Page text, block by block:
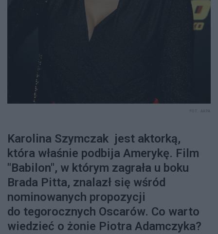
Karolina Szymczak jest aktorką,
która właśnie podbija Amerykę. Film
"Babilon", w którym zagrała u boku
Brada Pitta, znalazł się wśród
nominowanych propozycji
do tegorocznych Oscarów. Co warto
wiedzieć o żonie Piotra Adamczyka?